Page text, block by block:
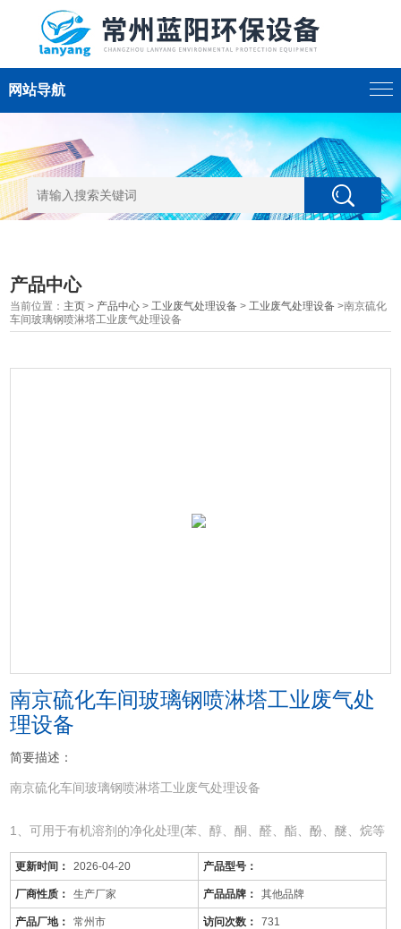
网站导航
产品中心
当前位置： 主页 > 产品中心 >工业废气处理设备 >工业废气处理设备 >南京硫化
车间玻璃钢喷淋塔工业废气处理设备
南京硫化车间玻璃钢喷淋塔工业废气处
理设备
简要描述：
南京硫化车间玻璃钢喷淋塔工业废气处理设备
1、可用于有机溶剂的净化处理(苯、醇、酮、醛、酯、酚、醚、烷等
混合有机废气)。
2、适用于电线、电缆、漆包线、机械、电机、化工、仪表、汽车、
自行车、摩托车、发动机、磁带、塑料、家用电器等行业的有机废气
净化。
更新时间： 2026-04-20 产品型号：
厂商性质： 生产厂家 产品品牌： 其他品牌
产品厂地： 常州市 访问次数： 731